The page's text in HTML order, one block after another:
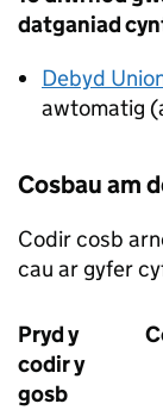
datganiad
Debyd
awtomatig
Cosbau am
Codir cosb
cau ar gyfer
Pryd y
codir y
gosb